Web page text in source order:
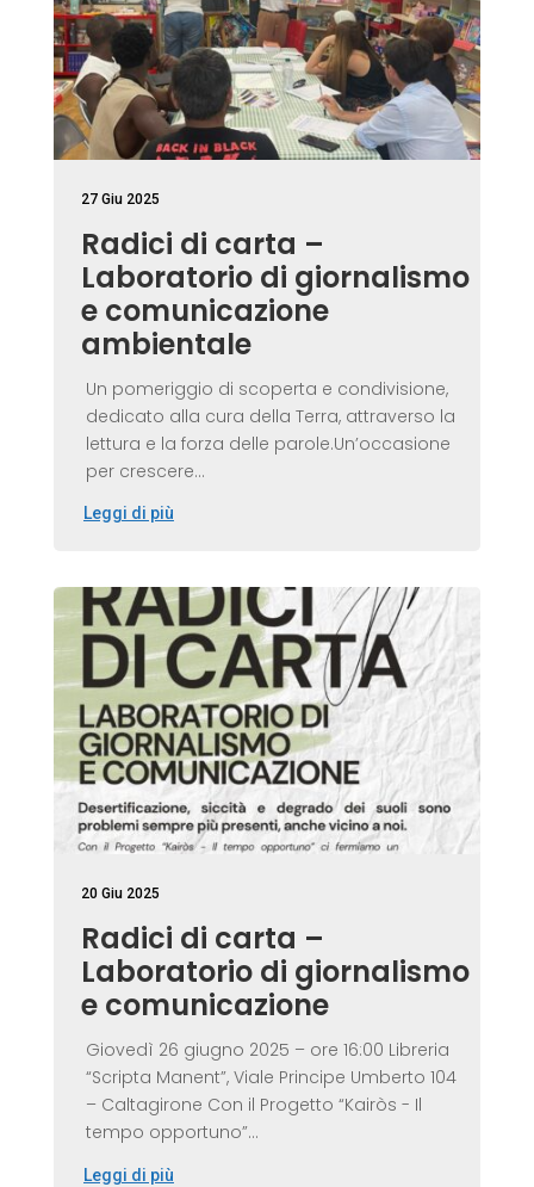
27 Giu 2025
Radici di carta –
Laboratorio di giornalismo
e comunicazione
ambientale
Un pomeriggio di scoperta e condivisione,
dedicato alla cura della Terra, attraverso la
lettura e la forza delle parole.Un’occasione
per crescere...
Leggi di più
20 Giu 2025
Radici di carta –
Laboratorio di giornalismo
e comunicazione
Giovedì 26 giugno 2025 – ore 16:00 Libreria
“Scripta Manent”, Viale Principe Umberto 104
– Caltagirone Con il Progetto “Kairòs - Il
tempo opportuno”...
Leggi di più